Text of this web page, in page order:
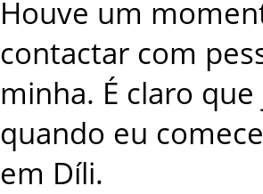
Houve um
contactar com
minha. É claro que
quando eu
em Díli.